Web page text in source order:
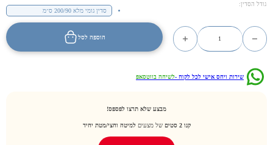
גודל הסדין:
סדין גומי מלא 200/90 ס״מ
כמות של שמנת פסים אלגנטי
הוספה לסל
שירות ויחס אישי לכל לקוח -לשיחה בווטסאפ
מבצע שלא תרצו לפספס!
קנו 2 סטים של מצעיםלמיטה וחצי/מטת יחיד